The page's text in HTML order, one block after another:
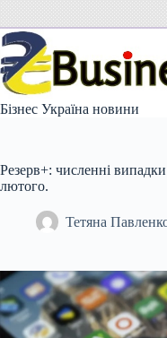
вмісту
Бізнес Україна новини
Резерв+: численні
лютого.
Тетяна